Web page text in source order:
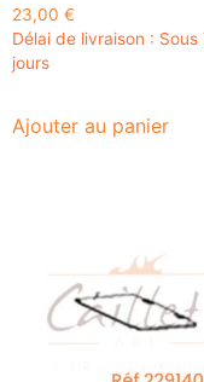
23,00 €
Délai de livraison : Sous
jours
Ajouter au panier